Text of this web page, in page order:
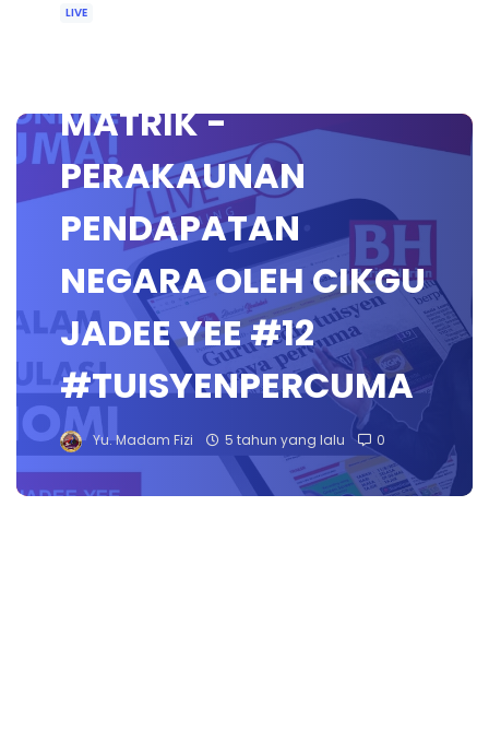
LIVE
MATRIK -
PERAKAUNAN
PENDAPATAN
NEGARA OLEH CIKGU
JADEE YEE #12
#TUISYENPERCUMA
Yu. Madam Fizi 5 tahun yang lalu 0